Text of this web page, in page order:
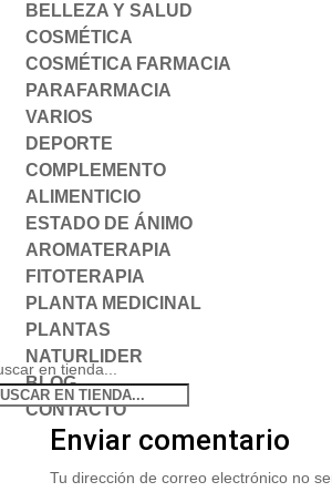
BELLEZA Y SALUD
COSMÉTICA
COSMÉTICA FARMACIA
PARAFARMACIA
VARIOS
DEPORTE
COMPLEMENTO
ALIMENTICIO
ESTADO DE ÁNIMO
AROMATERAPIA
FITOTERAPIA
PLANTA MEDICINAL
PLANTAS
NATURLIDER
BLOG
CONTACTO
en tienda...
Enviar comentario
Tu dirección de correo electrónico no